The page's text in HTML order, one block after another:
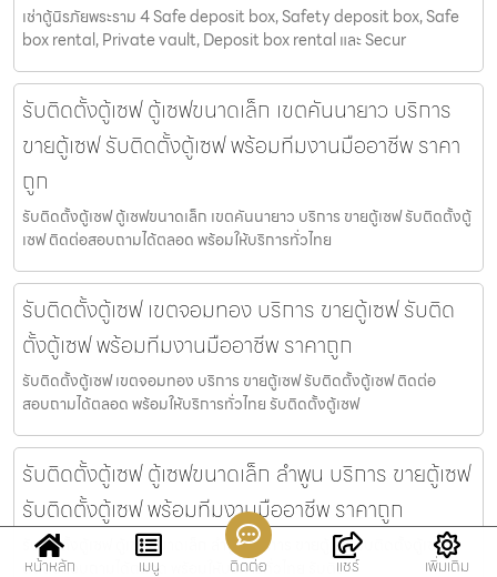
เช่าตู้นิรภัยพระราม 4 Safe deposit box, Safety deposit box, Safe
box rental, Private vault, Deposit box rental และ Secur
รับติดตั้งตู้เซฟ ตู้เซฟขนาดเล็ก เขตคันนายาว บริการ
ขายตู้เซฟ รับติดตั้งตู้เซฟ พร้อมทีมงานมืออาชีพ ราคา
ถูก
รับติดตั้งตู้เซฟ ตู้เซฟขนาดเล็ก เขตคันนายาว บริการ ขายตู้เซฟ รับติดตั้งตู้
เซฟ ติดต่อสอบถามได้ตลอด พร้อมให้บริการทั่วไทย
รับติดตั้งตู้เซฟ เขตจอมทอง บริการ ขายตู้เซฟ รับติด
ตั้งตู้เซฟ พร้อมทีมงานมืออาชีพ ราคาถูก
รับติดตั้งตู้เซฟ เขตจอมทอง บริการ ขายตู้เซฟ รับติดตั้งตู้เซฟ ติดต่อ
สอบถามได้ตลอด พร้อมให้บริการทั่วไทย รับติดตั้งตู้เซฟ
รับติดตั้งตู้เซฟ ตู้เซฟขนาดเล็ก ลำพูน บริการ ขายตู้เซฟ
รับติดตั้งตู้เซฟ พร้อมทีมงานมืออาชีพ ราคาถูก
รับติดตั้งตู้เซฟ ตู้เซฟขนาดเล็ก ลำพูน บริการ ขายตู้เซฟ รับติดตั้งตู้เซฟ
ติดต่อสอบถามได้ตลอด พร้อมให้บริการทั่วไทย รับติด
หน้าหลัก เมนู ติดต่อ แชร์ เพิ่มเติม